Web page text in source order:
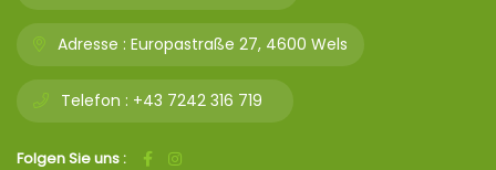
Adresse : Europastraße 27, 4600 Wels
Telefon : +43 7242 316 719
Folgen Sie uns :